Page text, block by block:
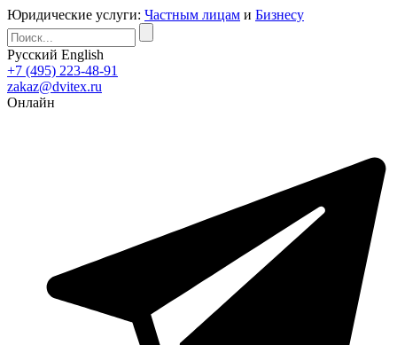
Юридические услуги: Частным лицам и Бизнесу
Русский English
+7 (495) 223-48-91
zakaz@dvitex.ru
Онлайн